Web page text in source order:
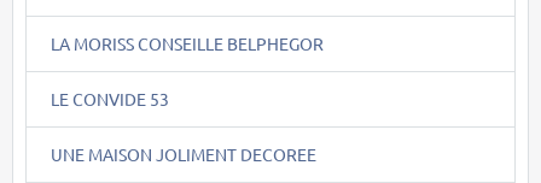
LA MORISS CONSEILLE BELPHEGOR
LE CONVIDE 53
UNE MAISON JOLIMENT DECOREE